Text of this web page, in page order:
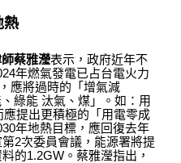
熱
蔡雅瀅表示，政府近年不
年燃氣發電已占台電火力
應將過時的「增氣減
綠能 汰氣、煤」。如：用
提出更積極的「用電零成
年地熱目標，應回復去年
2次委員會議，能源署將提
的1.2GW。蔡雅瀅指出，